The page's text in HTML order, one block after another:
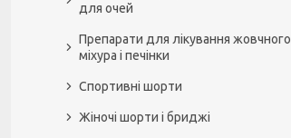
для очей
Препарати для лікування жовчного
міхура і печінки
Спортивні шорти
Жіночі шорти і бриджі